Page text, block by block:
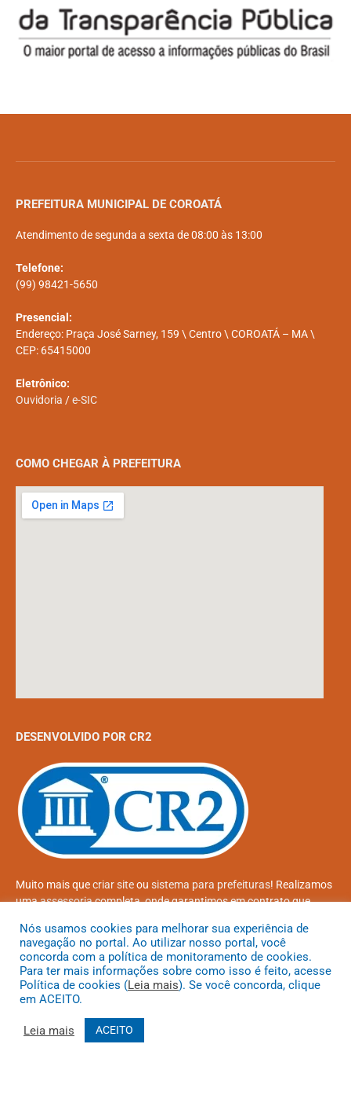
PREFEITURA MUNICIPAL DE COROATÁ
Atendimento de segunda a sexta de 08:00 às 13:00
Telefone:
(99) 98421-5650
Presencial:
Endereço: Praça José Sarney, 159 \ Centro \ COROATÁ – MA \
CEP: 65415000
Eletrônico:
Ouvidoria /e-SIC
COMO CHEGAR À PREFEITURA
DESENVOLVIDO POR CR2
Muito mais quecriar siteou sistema para prefeituras! Realizamos
umaassessoriacompleta, onde garantimos em contrato que
atendidas.
Conheça oPNTPe oRadar da Transparência Pública
Todos os direitos reservados a Prefeitura Municipal de Coroatá
Nós usamos cookies para melhorar sua experiência de
navegação no portal. Ao utilizar nosso portal, você
concorda com a política de monitoramento de cookies.
Para ter mais informações sobre como isso é feito, acesse
Política de cookies (Leia mais). Se você concorda, clique
em ACEITO.
Leia mais ACEITO